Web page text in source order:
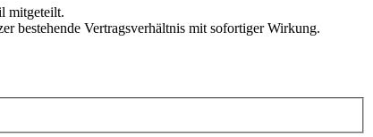
mitgeteilt.
bestehende Vertragsverhältnis mit sofortiger Wirkung.